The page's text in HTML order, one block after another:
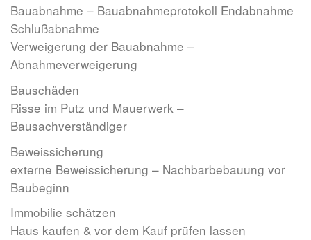
Bauabnahme – Bauabnahmeprotokoll Endabnahme
Schlußabnahme
Verweigerung der Bauabnahme –
Abnahmeverweigerung
Bauschäden
Risse im Putz und Mauerwerk –
Bausachverständiger
Beweissicherung
externe Beweissicherung – Nachbarbebauung vor
Baubeginn
Immobilie schätzen
Haus kaufen & vor dem Kauf prüfen lassen